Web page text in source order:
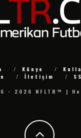
Künye
İletişim
- 2026 NFLTR™ |